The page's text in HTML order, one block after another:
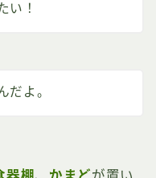
い！
だよ。